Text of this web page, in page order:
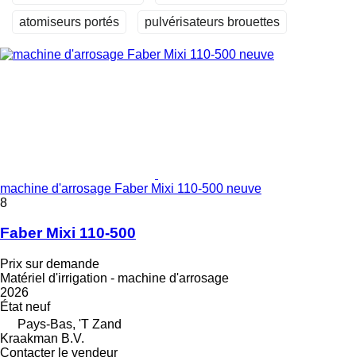
atomiseurs portés pulvérisateurs brouettes
machine d'arrosage Faber Mixi 110-500 neuve
8
Faber Mixi 110-500
Prix sur demande
Matériel d'irrigation - machine d'arrosage
2026
Étatneuf
Pays-Bas, 'T Zand
Kraakman B.V.
Contacter le vendeur